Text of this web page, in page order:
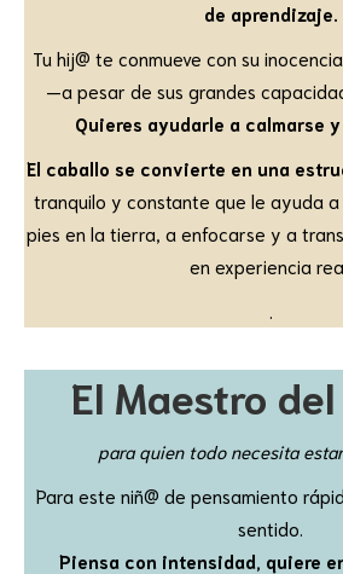
de aprendizaje.
Tu hij@ te conmueve con su
—a pesar de sus grandes
Quieres ayudarle a calmarse
El caballo se convierte en una
tranquilo y constante que le ayuda
pies en la tierra, a enfocarse y a
en experiencia
.
El Maestro
para quien todo necesita
Para este niñ@ de pensamiento
sentido.
Piensa con intensidad, quiere